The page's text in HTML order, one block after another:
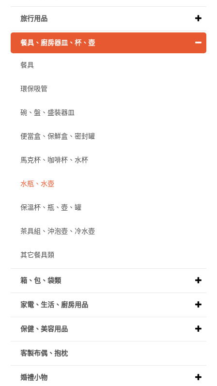
旅行用品
餐具、廚房器皿、杯、壺
餐具
環保吸管
碗、盤、盛裝器皿
便當盒、保鮮盒、密封罐
馬克杯、咖啡杯、水杯
水瓶、水壺
保溫杯、瓶、壺、罐
茶具組、沖泡壺、冷水壺
其它餐具類
箱、包、袋類
家電、生活、廚房用品
保健、美容用品
客製布偶、抱枕
婚禮小物